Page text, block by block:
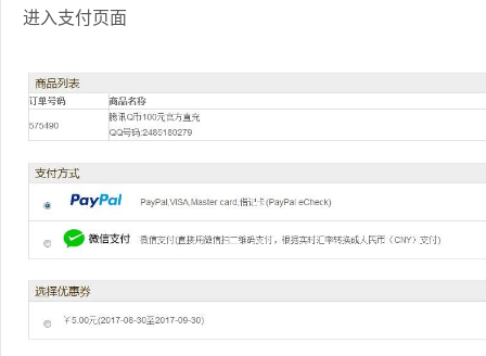
进入支付页面